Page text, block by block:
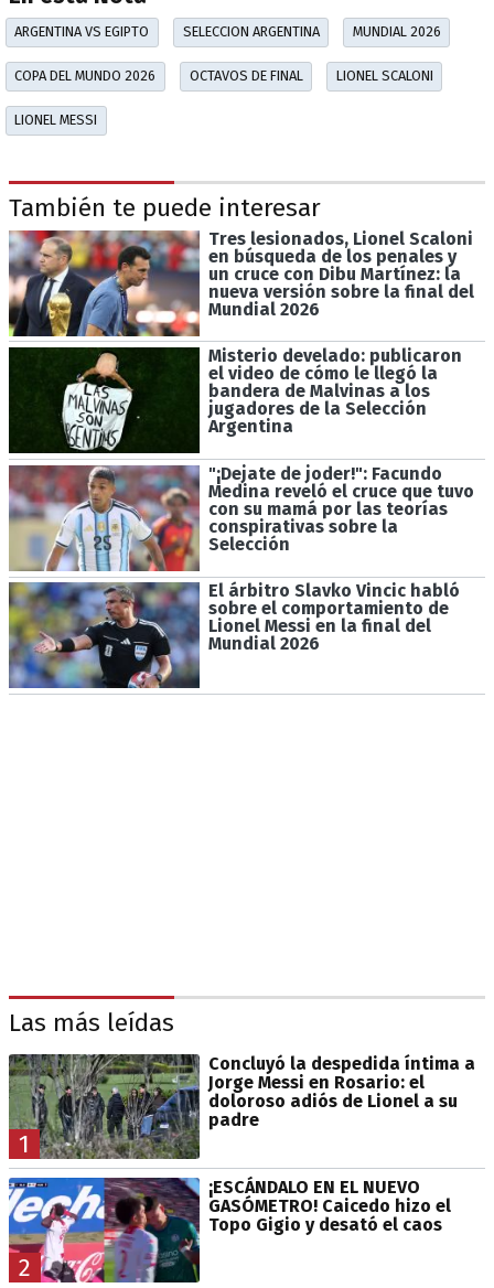
ARGENTINA VS EGIPTO SELECCION ARGENTINA MUNDIAL 2026
COPA DEL MUNDO 2026 OCTAVOS DE FINAL LIONEL SCALONI
LIONEL MESSI
También te puede interesar
Tres lesionados, Lionel Scaloni
en búsqueda de los penales y
un cruce con Dibu Martínez: la
nueva versión sobre la final del
Mundial 2026
Misterio develado: publicaron
el video de cómo le llegó la
bandera de Malvinas a los
jugadores de la Selección
Argentina
"¡Dejate de joder!": Facundo
Medina reveló el cruce que tuvo
con su mamá por las teorías
conspirativas sobre la
Selección
El árbitro Slavko Vincic habló
sobre el comportamiento de
Lionel Messi en la final del
Mundial 2026
Las más leídas
1
Concluyó la despedida íntima a
Jorge Messi en Rosario: el
doloroso adiós de Lionel a su
padre
2
¡ESCÁNDALO EN EL NUEVO
GASÓMETRO! Caicedo hizo el
Topo Gigio y desató el caos